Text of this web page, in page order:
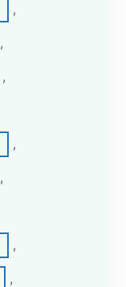
,
,
,
,
,
,
,